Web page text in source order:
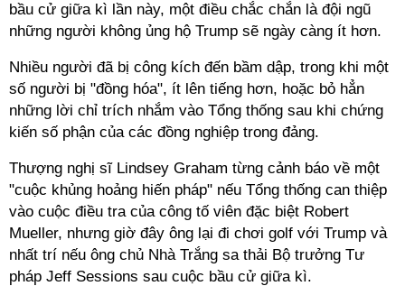
bầu cử giữa kì lần này, một điều chắc chắn là đội ngũ
những người không ủng hộ Trump sẽ ngày càng ít hơn.
Nhiều người đã bị công kích đến bầm dập, trong khi một
số người bị "đồng hóa", ít lên tiếng hơn, hoặc bỏ hẳn
những lời chỉ trích nhắm vào Tổng thống sau khi chứng
kiến số phận của các đồng nghiệp trong đảng.
Thượng nghị sĩ Lindsey Graham từng cảnh báo về một
"cuộc khủng hoảng hiến pháp" nếu Tổng thống can thiệp
vào cuộc điều tra của công tố viên đặc biệt Robert
Mueller, nhưng giờ đây ông lại đi chơi golf với Trump và
nhất trí nếu ông chủ Nhà Trắng sa thải Bộ trưởng Tư
pháp Jeff Sessions sau cuộc bầu cử giữa kì.